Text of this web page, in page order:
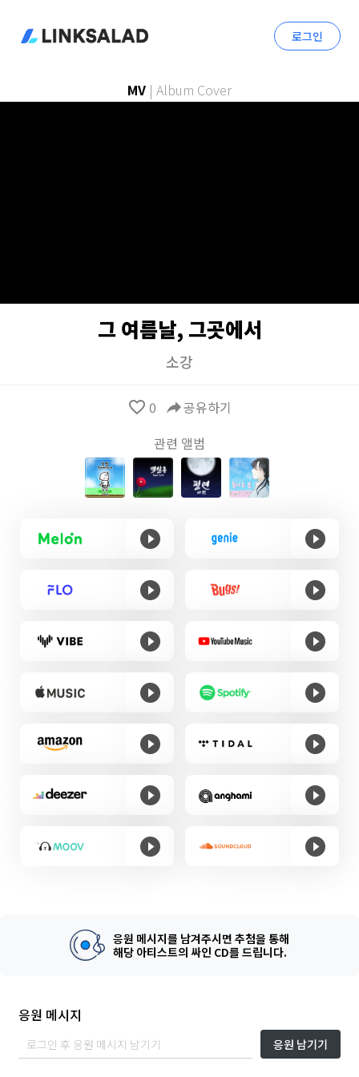
로그인
MV | Album Cover
그 여름날, 그곳에서
소강
favorite_border 0 reply공유하기
관련 앨범
응원 메시지를 남겨주시면 추첨을 통해
해당 아티스트의 싸인 CD를 드립니다.
응원 메시지
응원 남기기